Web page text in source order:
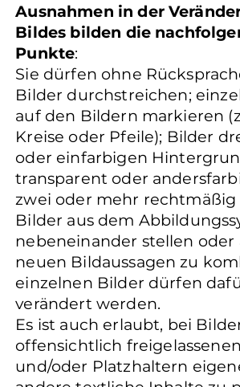
Ausnahmen in der
Bildes bilden die
Punkte:
Sie dürfen ohne
Bilder durchstreichen;
auf den Bildern markieren
Kreise oder Pfeile); Bilder
oder einfarbigen
transparent oder
zwei oder mehr
Bilder aus dem
nebeneinander stellen oder
neuen Bildaussagen zu
einzelnen Bilder dürfen
verändert werden.
Es ist auch erlaubt, bei
offensichtlich
und/oder Platzhaltern